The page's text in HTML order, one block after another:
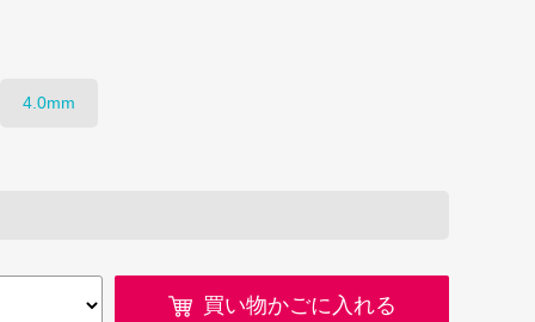
4.0mm
買い物かごに入れる